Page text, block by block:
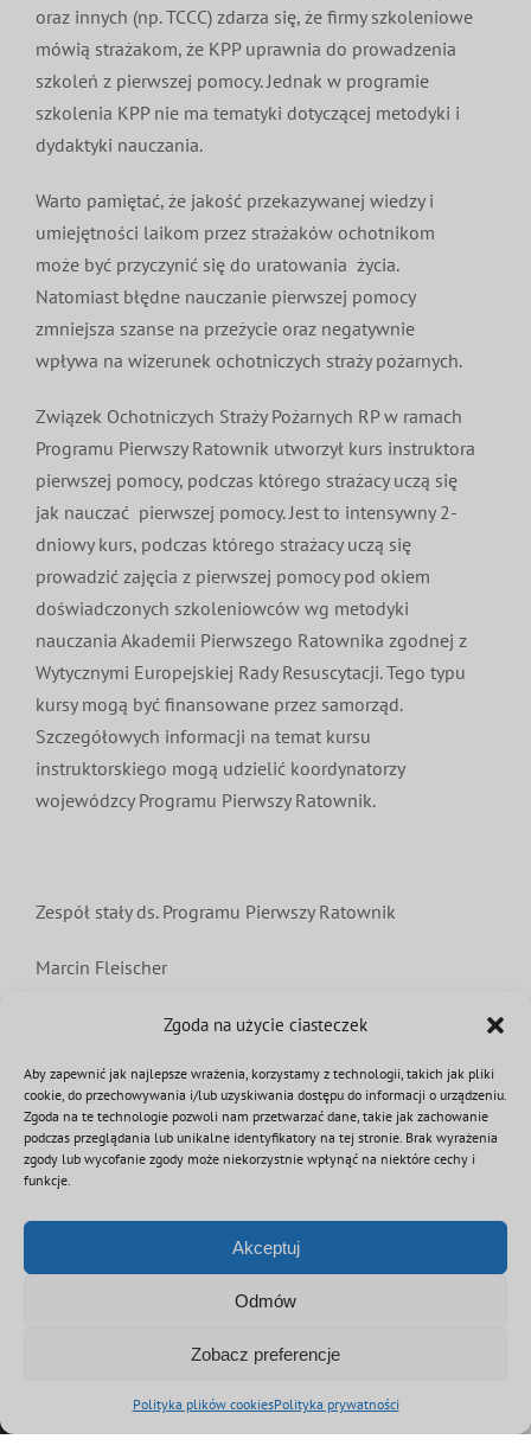
Zgoda na użycie ciasteczek
Aby zapewnić jak najlepsze wrażenia, korzystamy z technologii, takich jak pliki
cookie, do przechowywania i/lub uzyskiwania dostępu do informacji o urządzeniu.
Zgoda na te technologie pozwoli nam przetwarzać dane, takie jak zachowanie
podczas przeglądania lub unikalne identyfikatory na tej stronie. Brak wyrażenia
zgody lub wycofanie zgody może niekorzystnie wpłynąć na niektóre cechy i
funkcje.
Akceptuj
Odmów
Zobacz preferencje
Polityka plików cookiesPolityka prywatności
oraz innych (np. TCCC) zdarza się, że firmy szkoleniowe
mówią strażakom, że KPP uprawnia do prowadzenia
szkoleń z pierwszej pomocy. Jednak w programie
szkolenia KPP nie ma tematyki dotyczącej metodyki i
dydaktyki nauczania.
Warto pamiętać, że jakość przekazywanej wiedzy i
umiejętności laikom przez strażaków ochotnikom
może być przyczynić się do uratowania życia.
Natomiast błędne nauczanie pierwszej pomocy
zmniejsza szanse na przeżycie oraz negatywnie
wpływa na wizerunek ochotniczych straży pożarnych.
Związek Ochotniczych Straży Pożarnych RP w ramach
Programu Pierwszy Ratownik utworzył kurs instruktora
pierwszej pomocy, podczas którego strażacy uczą się
jak nauczać pierwszej pomocy. Jest to intensywny 2-
dniowy kurs, podczas którego strażacy uczą się
prowadzić zajęcia z pierwszej pomocy pod okiem
doświadczonych szkoleniowców wg metodyki
nauczania Akademii Pierwszego Ratownika zgodnej z
Wytycznymi Europejskiej Rady Resuscytacji. Tego typu
kursy mogą być finansowane przez samorząd.
Szczegółowych informacji na temat kursu
instruktorskiego mogą udzielić koordynatorzy
wojewódzcy Programu Pierwszy Ratownik.
Zespół stały ds. Programu Pierwszy Ratownik
Marcin Fleischer
ratownik medyczny
4 listopada 2025 | Kategorie:Aktualności,First responder,OSP
Podziel się tą informacją
LinkedInWhatsApp
© Copyright 2012 - 2026 | Związek OSP RP